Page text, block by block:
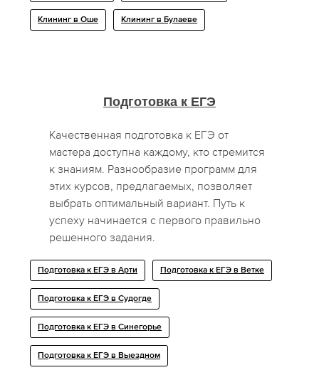
Клининг в Оше Клининг в Булаеве
Подготовка к ЕГЭ
Качественная подготовка к ЕГЭ от
мастера доступна каждому, кто стремится
к знаниям. Разнообразие программ для
этих курсов, предлагаемых, позволяет
выбрать оптимальный вариант. Путь к
успеху начинается с первого правильно
решенного задания.
Подготовка к ЕГЭ в Арти Подготовка к ЕГЭ в Ветке
Подготовка к ЕГЭ в Судогде
Подготовка к ЕГЭ в Синегорье
Подготовка к ЕГЭ в Выездном